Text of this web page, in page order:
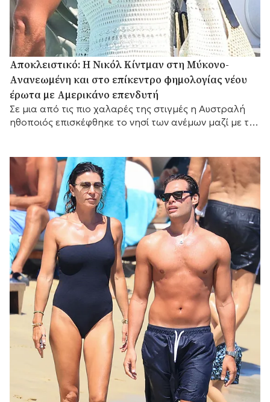
Αποκλειστικό: Η Νικόλ Κίντμαν στη Μύκονο-
Aνανεωμένη και στο επίκεντρο φημολογίας νέου
έρωτα με Αμερικάνο επενδυτή
Σε μια από τις πιο χαλαρές της στιγμές η Αυστραλή
ηθοποιός επισκέφθηκε το νησί των ανέμων μαζί με τη